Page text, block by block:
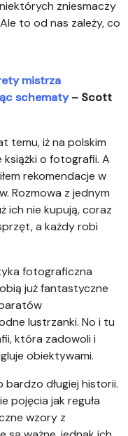
zniesmaczy
to od nas zależy, co
mistrza
schematy– Scott
temu, iż na polskim
o fotografii. A
rekomendacje w
Rozmowa z jednym
ich nie kupują, coraz
a każdy robi
fotograficzna
już fantastyczne
lustrzanki. No i tu
która zadowoli i
obiektywami.
długiej historii.
pojęcia jak reguła
wzory z